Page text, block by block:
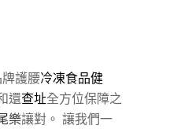
護腰冷凍食品健
還查址全方位保障之
樂讓對。 讓我們一